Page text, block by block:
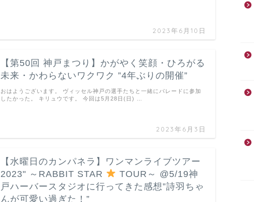
2023年6月10日
【第50回 神戸まつり】かがやく笑顔・ひろがる
未来・かわらないワクワク ”4年ぶりの開催”
2023年6月3日
おはようございます。 ヴィッセル神戸の選手たちと一緒にパレードに参加
したかった。 キリュウです。 今回は5月28日(日) …
【水曜日のカンパネラ】ワンマンライブツアー
2023" ～RABBIT STAR
TOUR～ @5/19神
戸ハーバースタジオに行ってきた感想”詩羽ちゃ
んが可愛い過ぎた！”